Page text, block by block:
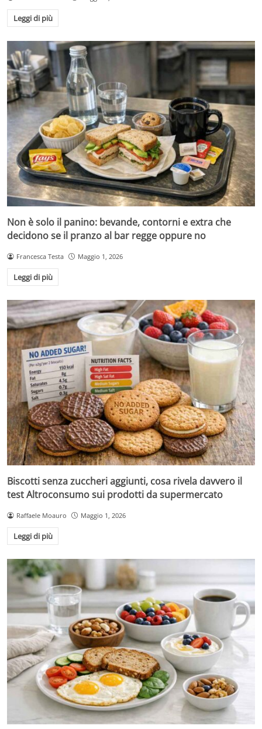
Leggi di più
Non è solo il panino: bevande, contorni e extra che
decidono se il pranzo al bar regge oppure no
Francesca Testa Maggio 1, 2026
Leggi di più
Biscotti senza zuccheri aggiunti, cosa rivela davvero il
test Altroconsumo sui prodotti da supermercato
Raffaele Moauro Maggio 1, 2026
Leggi di più